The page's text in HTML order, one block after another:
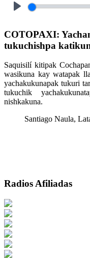
COTOPAXI:
tukuchishpa
Saquisilí kitipak
wasikuna kay watapak
yachakukunapak tukuri
tukuchik
nishkakuna.
Santiago Naula,
Radios Afiliadas